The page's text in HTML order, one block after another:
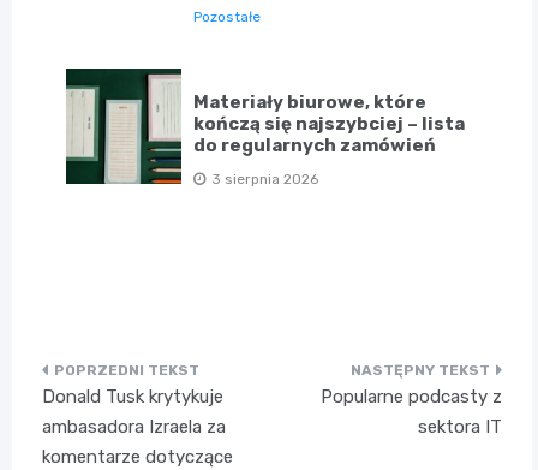
Pozostałe
Materiały biurowe, które
kończą się najszybciej – lista
do regularnych zamówień
3 sierpnia 2026
Nawigacja
wpisu
Donald Tusk krytykuje
ambasadora Izraela za
komentarze dotyczące
Popularne podcasty z
sektora IT